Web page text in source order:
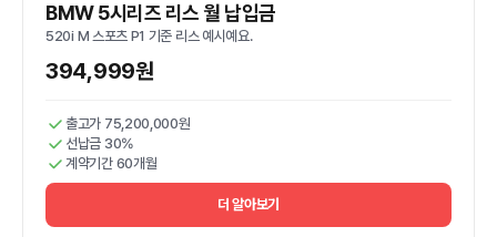
BMW 5시리즈 리스 월 납입금
520i M 스포츠 P1 기준 리스 예시예요.
394,999원
출고가 75,200,000원
선납금 30%
계약기간 60개월
더 알아보기